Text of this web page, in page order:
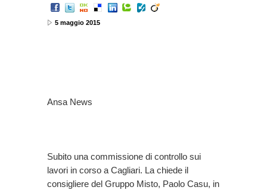
5 maggio 2015
Ansa News
Subito una commissione di controllo sui
lavori in corso a Cagliari. La chiede il
consigliere del Gruppo Misto, Paolo Casu, in